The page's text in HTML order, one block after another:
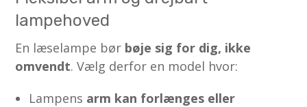
lampehoved
En læselampe bør bøje sig for dig, ikke
omvendt. Vælg derfor en model hvor:
Lampens arm kan forlænges eller